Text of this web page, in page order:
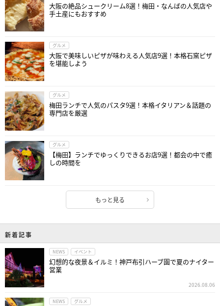
大阪の絶品シュークリーム8選！梅田・なんばの人気店や
手土産にもおすすめ
グルメ
大阪で美味しいピザが味わえる人気店9選！本格石窯ピザ
を堪能しよう
グルメ
梅田ランチで人気のパスタ9選！本格イタリアン＆話題の
専門店を厳選
グルメ
【梅田】ランチでゆっくりできるお店9選！都会の中で癒
しの時間を
もっと見る
新着記事
NEWS イベント
幻想的な夜景＆イルミ！神戸布引ハーブ園で夏のナイター
営業
2026.08.06
NEWS グルメ